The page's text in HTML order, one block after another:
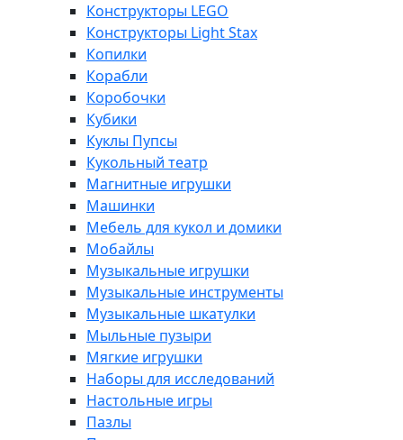
Конструкторы LEGO
Конструкторы Light Stax
Копилки
Корабли
Коробочки
Кубики
Куклы Пупсы
Кукольный театр
Магнитные игрушки
Машинки
Мебель для кукол и домики
Мобайлы
Музыкальные игрушки
Музыкальные инструменты
Музыкальные шкатулки
Мыльные пузыри
Мягкие игрушки
Наборы для исследований
Настольные игры
Пазлы